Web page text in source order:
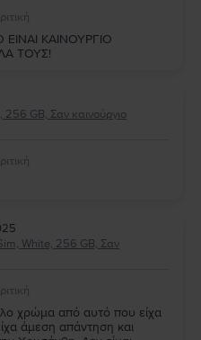
ΚΑΙΝΟΥΡΓΙΟ
ΤΟΥΣ!
256 GB, Σαν καινούργιο
White, 256 GB, Σαν
χρώμα από αυτό που είχα
άμεση απάντηση και